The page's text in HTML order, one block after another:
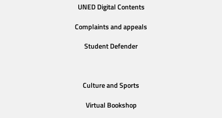
UNED Digital Contents
Complaints and appeals
Student Defender
Culture and Sports
Virtual Bookshop